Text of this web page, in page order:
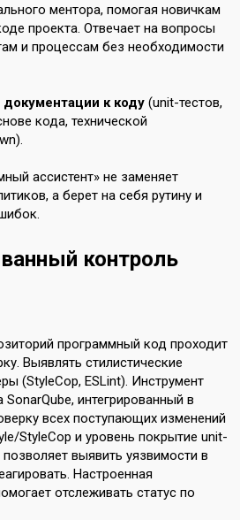
ментора, помогая новичкам
проекта. Отвечает на вопросы
и процессам без необходимости
к коду (unit-тестов,
кода, технической
ассистент» не заменяет
а берет на себя рутину и
контроль
программный код проходит
Выявлять стилистические
(StyleCop, ESLint). Инструмент
интегрированный в
всех поступающих изменений
StyleCop и уровень покрытие unit-
выявить уязвимости в
Настроенная
отслеживать статус по